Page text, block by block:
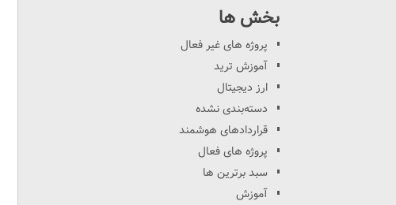
بخش ها
پروژه های غیر فعال
آموزش ترید
ارز دیجیتال
دسته‌بندی نشده
قراردادهای هوشمند
پروژه های فعال
سبد برترین ها
آموزش